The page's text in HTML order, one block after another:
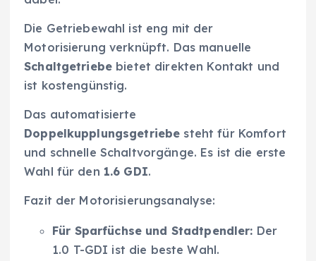
Die Getriebewahl ist eng mit der
Motorisierung verknüpft. Das manuelle
Schaltgetriebe bietet direkten Kontakt und
ist kostengünstig.
Das automatisierte
Doppelkupplungsgetriebe steht für Komfort
und schnelle Schaltvorgänge. Es ist die erste
Wahl für den 1.6 GDI.
Fazit der Motorisierungsanalyse:
Für Sparfüchse und Stadtpendler: Der
1.0 T-GDI ist die beste Wahl.